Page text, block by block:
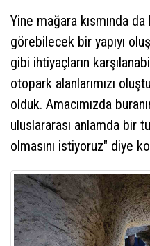
Yine mağara kısmında
görebilecek bir yapıyı
gibi ihtiyaçların
otopark alanlarımızı
olduk. Amacımızda
uluslararası anlamda bir
olmasını istiyoruz" diye